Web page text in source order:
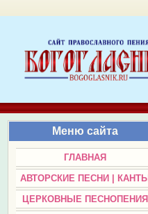
Меню сайта
ГЛАВНАЯ
АВТОРСКИЕ ПЕСНИ | КАНТЫ
ЦЕРКОВНЫЕ ПЕСНОПЕНИЯ